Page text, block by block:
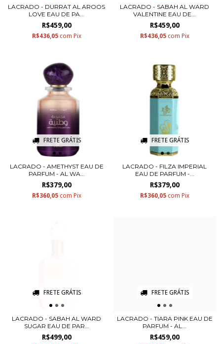
LACRADO - DURRAT AL AROOS
LOVE EAU DE PA...
R$459,00
R$436,05 com Pix
LACRADO - SABAH AL WARD
VALENTINE EAU DE...
R$459,00
R$436,05 com Pix
FRETE GRÁTIS
LACRADO - AMETHYST EAU DE
PARFUM - AL WA...
R$379,00
R$360,05 com Pix
FRETE GRÁTIS
LACRADO - FILZA IMPERIAL
EAU DE PARFUM -...
R$379,00
R$360,05 com Pix
FRETE GRÁTIS
LACRADO - SABAH AL WARD
SUGAR EAU DE PAR...
R$499,00
FRETE GRÁTIS
LACRADO - TIARA PINK EAU DE
PARFUM - AL...
R$459,00